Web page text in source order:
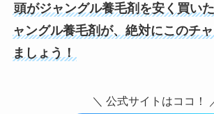
頭がジャングル養毛剤を安く買い
ャングル養毛剤が、絶対にこのチ
ましょう！
＼ 公式サイトはココ！